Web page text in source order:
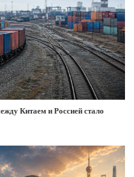
Китаем и Россией стало